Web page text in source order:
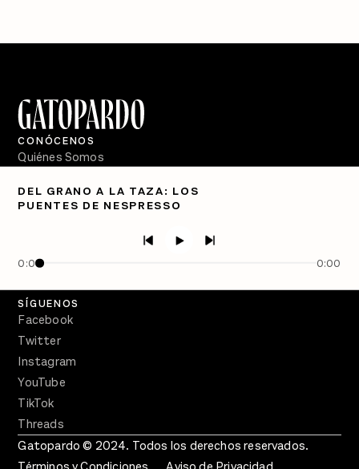
DEL GRANO A LA TAZA: LOS
PUENTES DE NESPRESSO
0:00 0:00
CONÓCENOS
Quiénes Somos
PÓDCASTS
Crecer en Distopía
SÍGUENOS
Facebook
Twitter
Instagram
YouTube
TikTok
Threads
Gatopardo © 2024. Todos los derechos reservados.